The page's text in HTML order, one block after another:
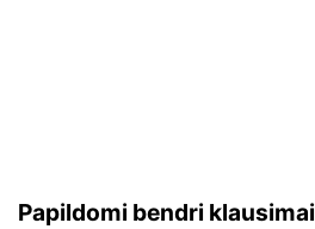
Papildomi bendri klausimai